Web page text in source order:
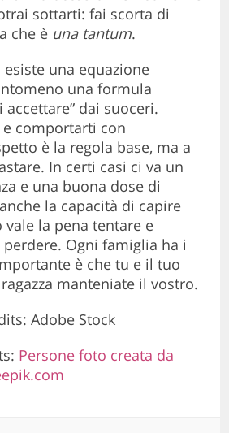
sottarti: fai scorta di
che è una tantum.
una equazione
una formula
accettare” dai suoceri.
e comportarti con
è la regola base, ma a
In certi casi ci va un
e una buona dose di
la capacità di capire
la pena tentare e
Ogni famiglia ha i
è che tu e il tuo
manteniate il vostro.
Adobe Stock
Persone foto creata da